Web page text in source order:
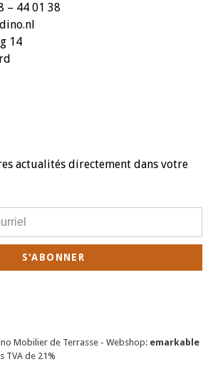
– 44 01 38
14
actualités directement dans votre
S'ABONNER
Mobilier de Terrasse - Webshop: emarkable
TVA de 21%